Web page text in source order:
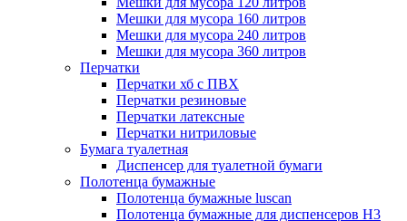
Мешки для мусора 160 литров
Мешки для мусора 240 литров
Мешки для мусора 360 литров
Перчатки
Перчатки хб с ПВХ
Перчатки резиновые
Перчатки латексные
Перчатки нитриловые
Бумага туалетная
Диспенсер для туалетной бумаги
Полотенца бумажные
Полотенца бумажные luscan
Полотенца бумажные для диспенсеров H3